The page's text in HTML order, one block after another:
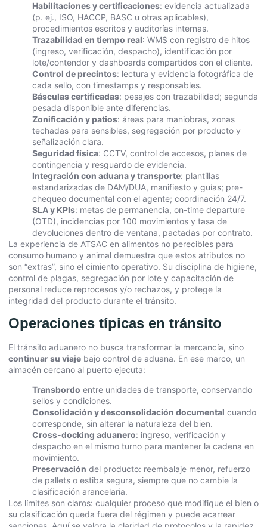
Habilitaciones y certificaciones: evidencia actualizada
(p. ej., ISO, HACCP, BASC u otras aplicables),
procedimientos escritos y auditorías internas.
Trazabilidad en tiempo real: WMS con registro de hitos
(ingreso, verificación, despacho), identificación por
lote/contendor y dashboards compartidos con el cliente.
Control de precintos: lectura y evidencia fotográfica de
cada sello, con timestamps y responsables.
Básculas certificadas: pesajes con trazabilidad; segunda
pesada disponible ante diferencias.
Zonificación y patios: áreas para maniobras, zonas
techadas para sensibles, segregación por producto y
señalización clara.
Seguridad física: CCTV, control de accesos, planes de
contingencia y resguardo de evidencia.
Integración con aduana y transporte: plantillas
estandarizadas de DAM/DUA, manifiesto y guías; pre-
chequeo documental con el agente; coordinación 24/7.
SLA y KPIs: metas de permanencia, on-time departure
(OTD), incidencias por 100 movimientos y tasa de
devoluciones dentro de ventana, pactadas por contrato.
La experiencia de ATSAC en alimentos no perecibles para
consumo humano y animal demuestra que estos atributos no
son “extras”, sino el cimiento operativo. Su disciplina de higiene,
control de plagas, segregación por lote y capacitación de
personal reduce reprocesos y/o rechazos, y protege la
integridad del producto durante el tránsito.
Operaciones típicas en tránsito
El tránsito aduanero no busca transformar la mercancía, sino
continuar su viaje bajo control de aduana. En ese marco, un
almacén cercano al puerto ejecuta:
Transbordo entre unidades de transporte, conservando
sellos y condiciones.
Consolidación y desconsolidación documental cuando
corresponde, sin alterar la naturaleza del bien.
Cross-docking aduanero: ingreso, verificación y
despacho en el mismo turno para mantener la cadena en
movimiento.
Preservación del producto: reembalaje menor, refuerzo
de pallets o estiba segura, siempre que no cambie la
clasificación arancelaria.
Los límites son claros: cualquier proceso que modifique el bien o
su clasificación queda fuera del régimen y puede acarrear